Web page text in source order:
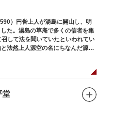
）円誉上人が湯島に開山し、明
た。湯島の草庵で多くの信者を集
して法を聞いていたといわれてい
法然上人源空の名にちなんだ源空
堂